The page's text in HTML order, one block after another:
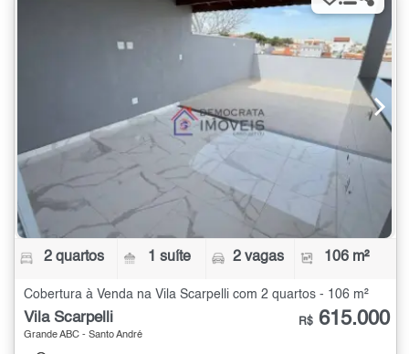
2 quartos 1 suíte 2 vagas 106 m²
Cobertura à Venda na Vila Scarpelli com 2 quartos - 106 m²
Vila Scarpelli
Grande ABC - Santo André
R$ 615.000